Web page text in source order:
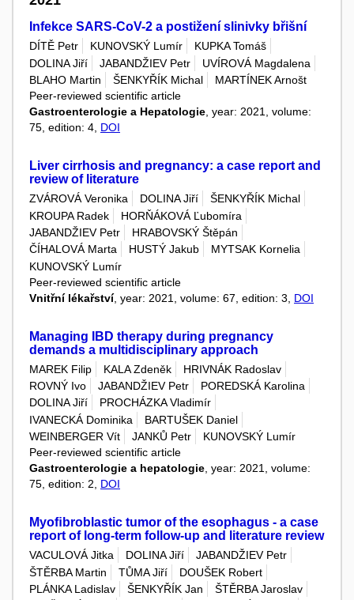
Infekce SARS-CoV-2 a postižení slinivky břišní
DÍTĚ Petr KUNOVSKÝ Lumír
KUPKA Tomáš
DOLINA Jiří
JABANDŽIEV Petr
UVÍROVÁ Magdalena
BLAHO Martin
ŠENKYŘÍK Michal
MARTÍNEK Arnošt
Peer-reviewed scientific article
Gastroenterologie a Hepatologie , year: 2021, volume:
75, edition: 4, DOI
Liver cirrhosis and pregnancy: a case report and
review of literature
ZVÁROVÁ Veronika DOLINA Jiří
ŠENKYŘÍK Michal
KROUPA Radek
HORŇÁKOVÁ Ľubomíra
JABANDŽIEV Petr
HRABOVSKÝ Štěpán
ČÍHALOVÁ Marta
HUSTÝ Jakub
MYTSAK Kornelia
KUNOVSKÝ Lumír
Peer-reviewed scientific article
Vnitřní lékařství, year: 2021, volume: 67, edition: 3, DOI
Managing IBD therapy during pregnancy
demands a multidisciplinary approach
MAREK Filip KALA Zdeněk
HRIVNÁK Radoslav
ROVNÝ Ivo
JABANDŽIEV Petr
POREDSKÁ Karolina
DOLINA Jiří
PROCHÁZKA Vladimír
IVANECKÁ Dominika
BARTUŠEK Daniel
WEINBERGER Vít
JANKŮ Petr
KUNOVSKÝ Lumír
Peer-reviewed scientific article
Gastroenterologie a hepatologie , year: 2021, volume:
75, edition: 2, DOI
Myoﬁbroblastic tumor of the esophagus - a case
report of long-term follow-up and literature review
VACULOVÁ Jitka DOLINA Jiří
JABANDŽIEV Petr
ŠTĚRBA Martin
TŮMA Jiří
DOUŠEK Robert
PLÁNKA Ladislav
ŠENKYŘÍK Jan
ŠTĚRBA Jaroslav